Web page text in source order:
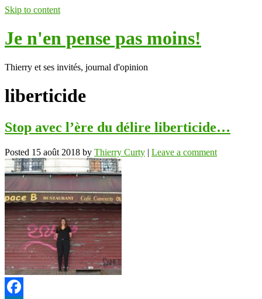
Skip to content
Je n'en pense pas moins!
Thierry et ses invités, journal d'opinion
liberticide
Stop avec l’ère du délire liberticide…
Posted 15 août 2018 by Thierry Curty | Leave a comment